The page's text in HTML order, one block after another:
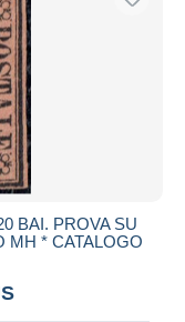
BAI. PROVA SU
MH * CATALOGO